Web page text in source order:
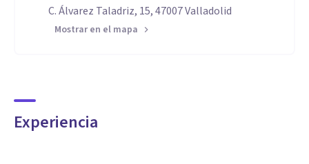
C. Álvarez Taladriz, 15, 47007 Valladolid
Mostrar en el mapa
Experiencia